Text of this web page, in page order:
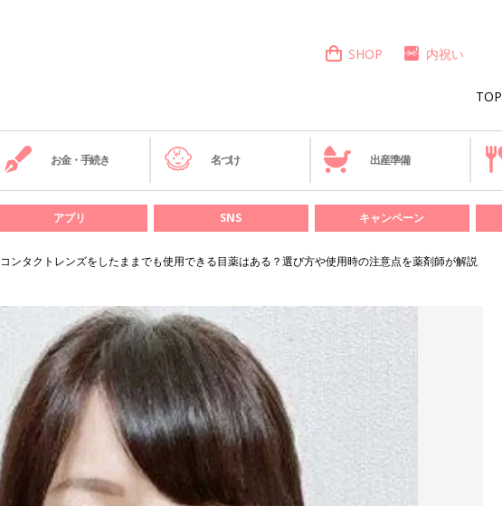
TOP
SHOP 内祝い
お金・手続き 名づけ 出産準備
アプリ SNS キャンペーン
コンタクトレンズをしたままでも使用できる目薬はある？選び方や使用時の注意点を薬剤師が解説